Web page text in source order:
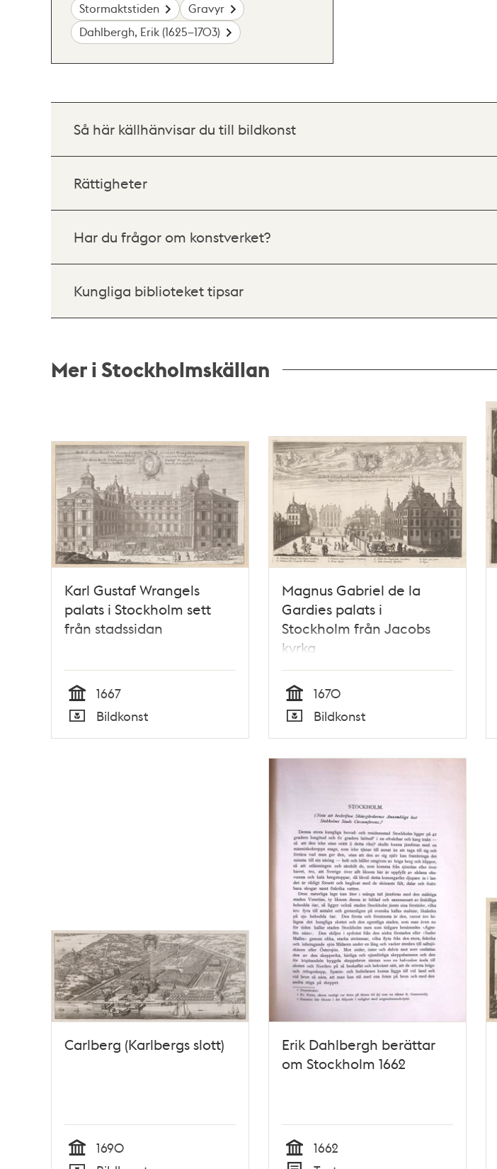
Stormaktstiden
Gravyr
Dahlbergh, Erik (1625–1703)
Så här källhänvisar du till bildkonst
Rättigheter
Har du frågor om konstverket?
Kungliga biblioteket tipsar
Mer i Stockholmskällan
och
Karl Gustaf Wrangels
palats i Stockholm sett
från stadssidan
Tid
1667
Typ
Bildkonst
Magnus Gabriel de la
Gardies palats i
Stockholm från Jacobs
kyrka
Tid
1670
Typ
Bildkonst
Carlberg (Karlbergs slott)
Tid
1690
Erik Dahlbergh berättar
om Stockholm 1662
Tid
1662